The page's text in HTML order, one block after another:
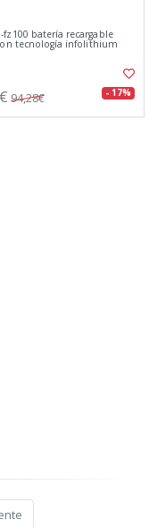
fz100 batería recargable
tecnología infolithium
94,28€ - 17%